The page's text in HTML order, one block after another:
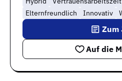
Elternfreundlich
Innovativ
Auf die
Zum